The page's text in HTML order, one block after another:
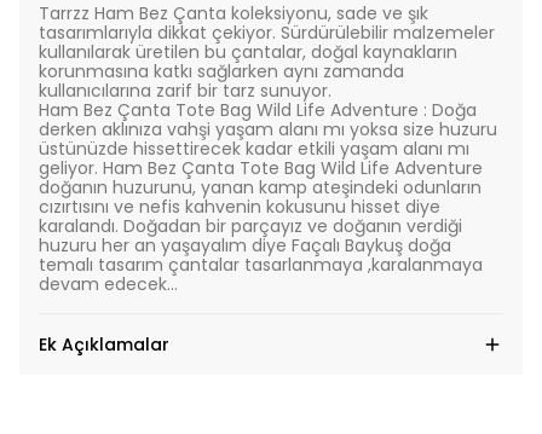
Tarrzz Ham Bez Çanta koleksiyonu, sade ve şık
tasarımlarıyla dikkat çekiyor. Sürdürülebilir malzemeler
kullanılarak üretilen bu çantalar, doğal kaynakların
korunmasına katkı sağlarken aynı zamanda
kullanıcılarına zarif bir tarz sunuyor.
Ham Bez Çanta Tote Bag Wild Life Adventure : Doğa
derken aklınıza vahşi yaşam alanı mı yoksa size huzuru
üstünüzde hissettirecek kadar etkili yaşam alanı mı
geliyor. Ham Bez Çanta Tote Bag Wild Life Adventure
doğanın huzurunu, yanan kamp ateşindeki odunların
cızırtısını ve nefis kahvenin kokusunu hisset diye
karalandı. Doğadan bir parçayız ve doğanın verdiği
huzuru her an yaşayalım diye Façalı Baykuş doğa
temalı tasarım çantalar tasarlanmaya ,karalanmaya
devam edecek…
Ek Açıklamalar